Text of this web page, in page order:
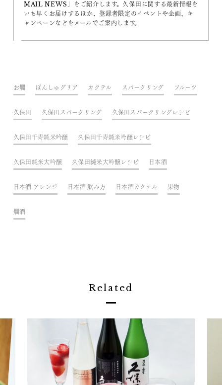
MAIL NEWS」をご紹介します。久保田に関する最新情報を
いち早くお届けするほか、登録者限定のイベントや企画、キ
ャンペーンなどをメールでご案内します。
お燗 ぽんしゅグリア カクテル スパークリング フルーツ
久保田 久保田スパークリング 久保田スパークリングレシピ
久保田千寿純米吟醸 久保田千寿純米吟醸レシピ
久保田純米大吟醸 久保田純米大吟醸レシピ 日本酒
日本酒 アレンジ 日本酒 飲み方 日本酒カクテル 果物
燗酒
Related